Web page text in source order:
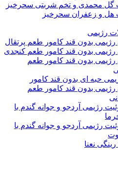
گل محمدی و تخم شربتی سحرخیز
و زعفران سحرخیز
رژیمی
رژیمی بدون قند کامور طعم پرتقال
رژیمی بدون قند کامور طعم کنجدی
رژیمی بدون قند کامور طعم
حبه ای بدون قند کامور
رژیمی بدون قند کامور طعم
رژیمی آردجو و جوانه گندم با
رژیمی آردجو و جوانه گندم با
رینگی نعنا